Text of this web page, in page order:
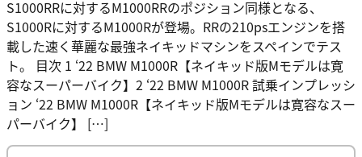
S1000RRに対するM1000RRのポジション同様となる、
S1000Rに対するM1000Rが登場。RRの210psエンジンを搭
載した速く華麗な最強ネイキッドマシンをスペインでテス
ト。 目次 1 ‘22 BMW M1000R【ネイキッド版Mモデルは寛
容なスーパーバイク】2 ‘22 BMW M1000R 試乗インプレッシ
ョン ‘22 BMW M1000R【ネイキッド版Mモデルは寛容なスー
パーバイク】 […]